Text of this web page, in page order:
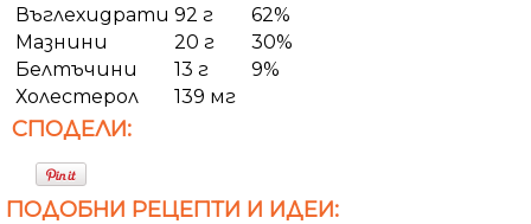
Въглехидрати 92 г
62%
Мазнини
20 г
30%
Белтъчини
13 г
9%
Холестерол
139 мг
СПОДЕЛИ:
ПОДОБНИ РЕЦЕПТИ И ИДЕИ: